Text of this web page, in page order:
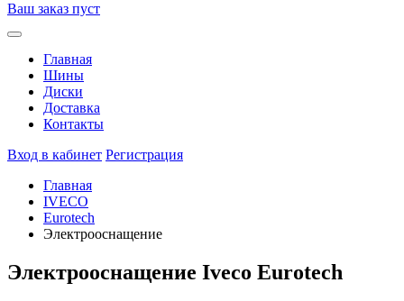
Ваш заказ пуст
Главная
Шины
Диски
Доставка
Контакты
Вход в кабинет Регистрация
Главная
IVECO
Eurotech
Электрооснащение
Электрооснащение Iveco Eurotech